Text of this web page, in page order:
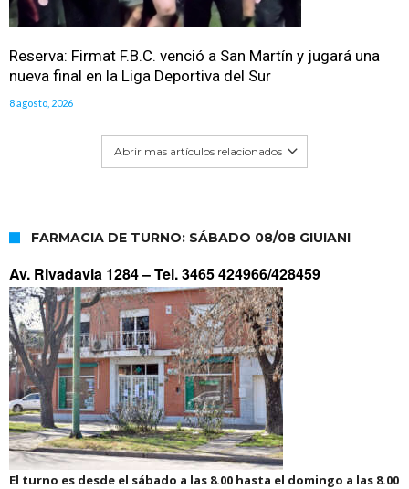
Reserva: Firmat F.B.C. venció a San Martín y jugará una
nueva final en la Liga Deportiva del Sur
8 agosto, 2026
Abrir mas artículos relacionados
FARMACIA DE TURNO: SÁBADO 08/08 GIUIANI
Av. Rivadavia 1284 –Tel. 3465 424966/428459
El turno es desde el sábado a las 8.00 hasta el domingo a las 8.00